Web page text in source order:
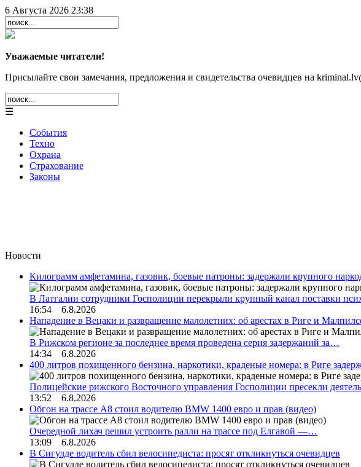
6 Августа 2026 23:38
Уважаемые читатели!
Присылайте свои замечания, предложения и свидетельства очевидцев на
☰
События
Техно
Охрана
Страхование
Законы
Новости
Килограмм амфетамина, газовик, боевые патроны: задержали крупного
В Латгалии сотрудники Госполиции перекрыли крупный канал поставки
16:54 6.8.2026
Нападение в Вецаки и развращение малолетних: об арестах в Риге и
В Рижском регионе за последнее время проведена серия задержаний за…
14:34 6.8.2026
400 литров похищенного бензина, наркотики, краденые номера: в Риге
Полицейские рижского Восточного управления Госполиции пресекли
13:52 6.8.2026
Обгон на трассе А8 стоил водителю BMW 1400 евро и прав (видео)
Очередной лихач решил устроить ралли на трассе под Елгавой —…
13:09 6.8.2026
В Сигулде водитель сбил велосипедиста: просят откликнуться очевидцев